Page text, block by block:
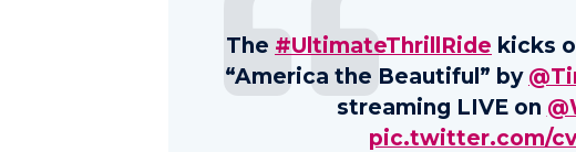
The #UltimateThrillRide kicks
“America the Beautiful” by
streaming LIVE on
pic.twitter.com/